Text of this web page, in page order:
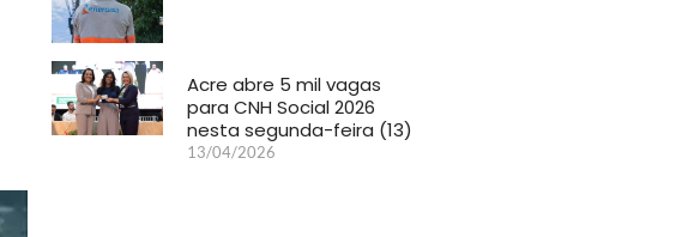
Acre abre 5 mil vagas
para CNH Social 2026
nesta segunda-feira (13)
13/04/2026